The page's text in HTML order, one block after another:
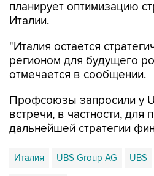
планирует оптимизацию
Италии.
"Италия остается
регионом для будущего
отмечается в сообщении.
Профсоюзы запросили у
встречи, в частности, для
дальнейшей стратегии
Италия UBS Group AG UBS